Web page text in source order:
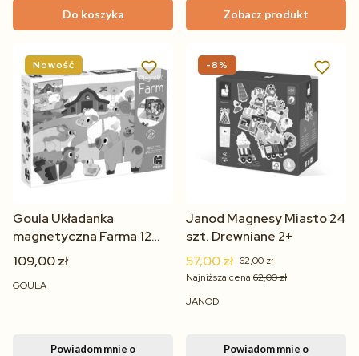
Do koszyka Zobacz produkt
Nowość
Goula Układanka
magnetyczna Farma 12
zwierząt 2+
109,00 zł
GOULA
Powiadom mnie o
-8%
Janod Magnesy Miasto 24
szt. Drewniane 2+
57,00 zł 62,00 zł
Najniższa cena:62,00 zł
JANOD
Powiadom mnie o